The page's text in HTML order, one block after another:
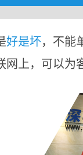
好是坏，不能
网上，可以为